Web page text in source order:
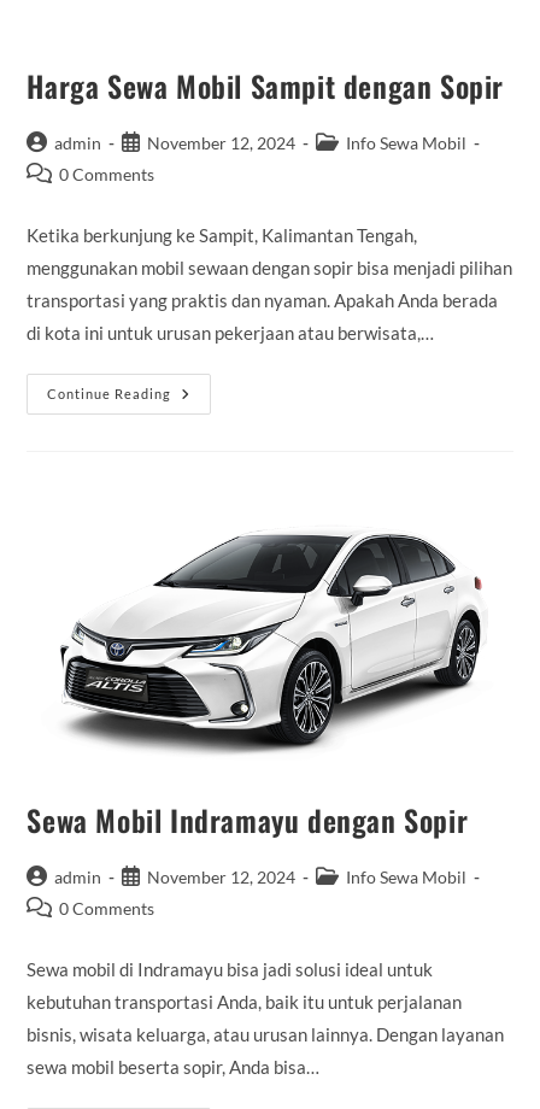
Harga Sewa Mobil Sampit dengan Sopir
Post
author:
admin
Post
published:
November 12, 2024
PostInfo Sewa Mobil
Post0 Comments
Ketika berkunjung ke Sampit, Kalimantan Tengah,
menggunakan mobil sewaan dengan sopir bisa menjadi pilihan
transportasi yang praktis dan nyaman. Apakah Anda berada
di kota ini untuk urusan pekerjaan atau berwisata,…
Continue Reading
Harga
Sewa
Sewa Mobil Indramayu dengan Sopir
Post
author:
admin
Post
published:
November 12, 2024
PostInfo Sewa Mobil
Post0 Comments
Sewa mobil di Indramayu bisa jadi solusi ideal untuk
kebutuhan transportasi Anda, baik itu untuk perjalanan
bisnis, wisata keluarga, atau urusan lainnya. Dengan layanan
sewa mobil beserta sopir, Anda bisa…